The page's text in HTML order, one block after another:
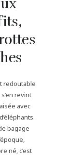
redoutable
revint
avec
bagage
né, c’est